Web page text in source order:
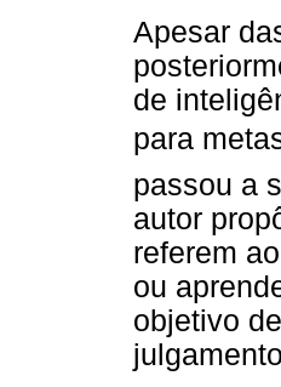
Apesar
de
para
passou a
autor
referem
ou
objetivo